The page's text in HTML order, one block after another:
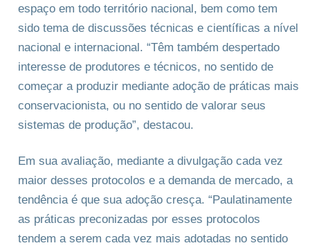
espaço em todo território nacional, bem como tem
sido tema de discussões técnicas e científicas a nível
nacional e internacional. “Têm também despertado
interesse de produtores e técnicos, no sentido de
começar a produzir mediante adoção de práticas mais
conservacionista, ou no sentido de valorar seus
sistemas de produção”, destacou.
Em sua avaliação, mediante a divulgação cada vez
maior desses protocolos e a demanda de mercado, a
tendência é que sua adoção cresça. “Paulatinamente
as práticas preconizadas por esses protocolos
tendem a serem cada vez mais adotadas no sentido